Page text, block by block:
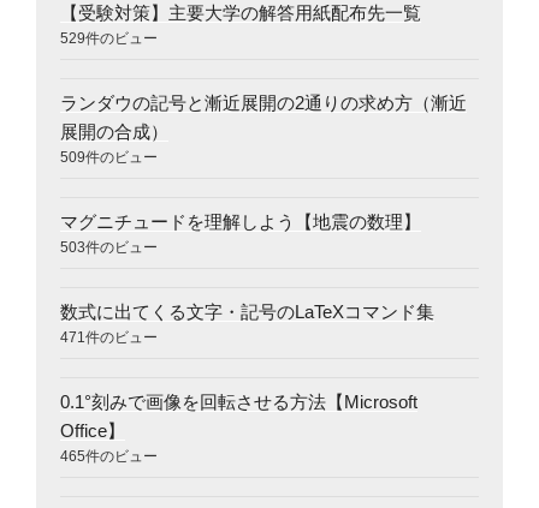
【受験対策】主要大学の解答用紙配布先一覧
529件のビュー
ランダウの記号と漸近展開の2通りの求め方（漸近
展開の合成）
509件のビュー
マグニチュードを理解しよう【地震の数理】
503件のビュー
数式に出てくる文字・記号のLaTeXコマンド集
471件のビュー
0.1°刻みで画像を回転させる方法【Microsoft
Office】
465件のビュー